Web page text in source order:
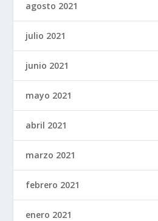
agosto 2021
julio 2021
junio 2021
mayo 2021
abril 2021
marzo 2021
febrero 2021
enero 2021